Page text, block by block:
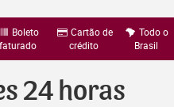
Boleto
faturado
Cartão de
crédito
Todo o
Brasil
24 horas